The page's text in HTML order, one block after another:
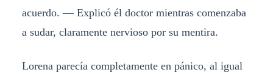
acuerdo. — Explicó él doctor mientras comenzaba
a sudar, claramente nervioso por su mentira.
Lorena parecía completamente en pánico, al igual